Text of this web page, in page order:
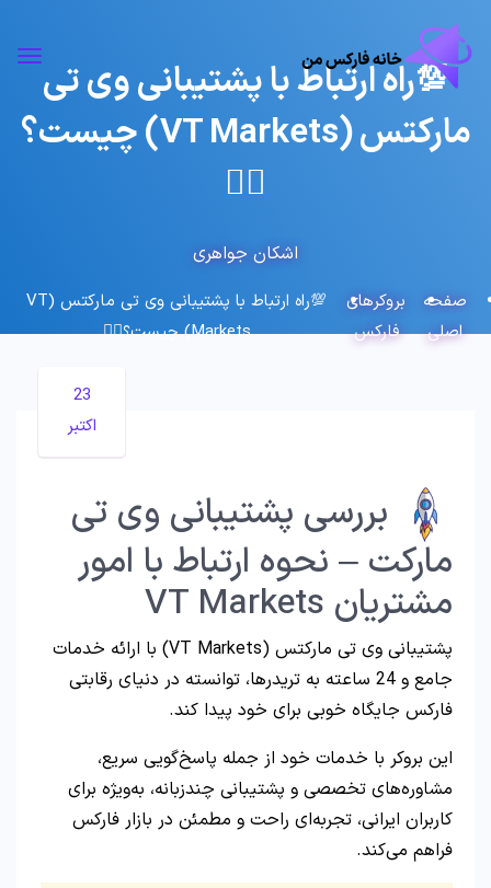
💯راه ارتباط با پشتیبانی وی تی
مارکتس (VT Markets) چیست؟
🙎‍♂️
اشکان جواهری
صفحه
اصلی
بروکرهای
فارکس
💯راه ارتباط با پشتیبانی وی تی مارکتس (VT
Markets) چیست؟🙎‍♂️
23
اکتبر
بررسی پشتیبانی وی تی
مارکت – نحوه ارتباط با امور
مشتریان VT Markets
پشتیبانی وی تی مارکتس (VT Markets) با ارائه خدمات
جامع و 24 ساعته به تریدرها، توانسته در دنیای رقابتی
فارکس جایگاه خوبی برای خود پیدا کند.
این بروکر با خدمات خود از جمله پاسخ‌گویی سریع،
مشاوره‌های تخصصی و پشتیبانی چندزبانه، به‌ویژه برای
کاربران ایرانی، تجربه‌ای راحت و مطمئن در بازار فارکس
فراهم می‌کند.